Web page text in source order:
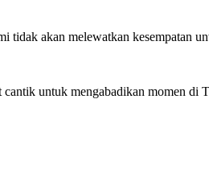
akan melewatkan kesempatan
untuk mengabadikan momen di